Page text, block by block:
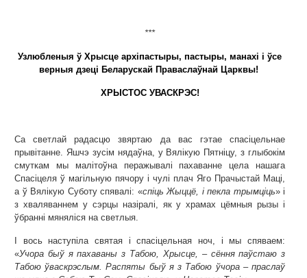
***
Узлюбленыя ў Хрысце архіпастыры, пастыры, манахі і ўсе
верныя дзеці Беларускай Праваслаўнай Царквы!
ХРЫСТОС УВАСКРЭС!
Са светлай радасцю звяртаю да вас гэтае спасіцельнае
прывітанне. Яшчэ зусім нядаўна, у Вялікую Пятніцу, з глыбокім
смуткам мы малітоўна перажывалі пахаванне цела нашага
Спасіцеля ў магільную пячору і чулі плач Яго Прачыстай Маці,
а ў Вялікую Суботу спявалі: «спіць Жыццё, і пекла трымціць» і
з хваляваннем у сэрцы назіралі, як у храмах цёмныя рызы і
ўбранні мяняліся на светлыя.
І вось наступіла святая і спасіцельная ноч, і мы спяваем:
«Учора быў я пахаваны з Табою, Хрысце, – сёння паўстаю з
Табою ўваскрэслым. Распяты быў я з Табою ўчора – праслаў